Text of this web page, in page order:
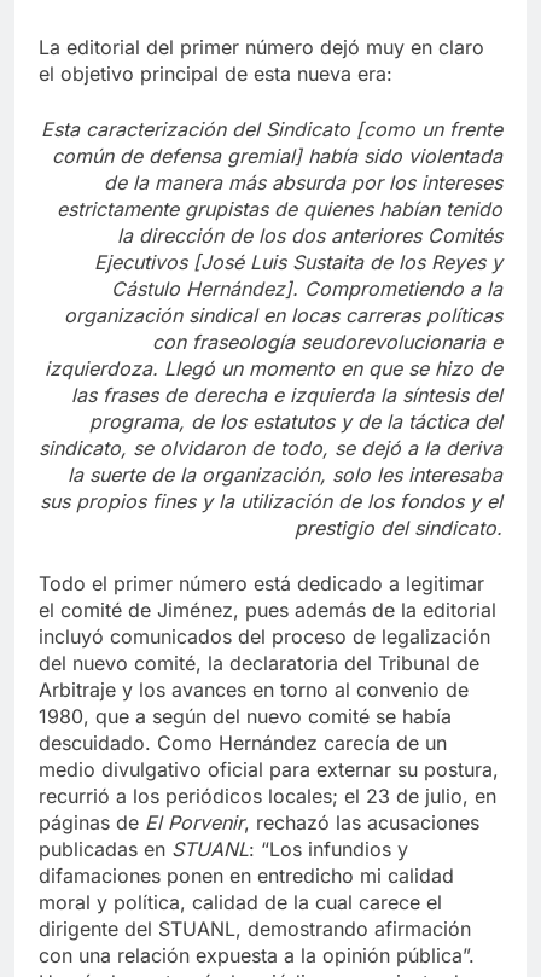
La editorial del primer número dejó muy en claro
Esta caracterización del Sindicato [como un frente
común de defensa gremial] había sido violentada
de la manera más absurda por los intereses
estrictamente grupistas de quienes habían tenido
la dirección de los dos anteriores Comités
Ejecutivos [José Luis Sustaita de los Reyes y
Cástulo Hernández]. Comprometiendo a la
organización sindical en locas carreras políticas
con fraseología seudorevolucionaria e
izquierdoza. Llegó un momento en que se hizo de
las frases de derecha e izquierda la síntesis del
programa, de los estatutos y de la táctica del
sindicato, se olvidaron de todo, se dejó a la deriva
la suerte de la organización, solo les interesaba
sus propios fines y la utilización de los fondos y el
Todo el primer número está dedicado a legitimar
el comité de Jiménez, pues además de la editorial
incluyó comunicados del proceso de legalización
del nuevo comité, la declaratoria del Tribunal de
Arbitraje y los avances en torno al convenio de
1980, que a según del nuevo comité se había
descuidado. Como Hernández carecía de un
medio divulgativo oficial para externar su postura,
recurrió a los periódicos locales; el 23 de julio, en
páginas de El Porvenir, rechazó las acusaciones
publicadas enSTUANL: “Los infundios y
difamaciones ponen en entredicho mi calidad
moral y política, calidad de la cual carece el
dirigente del STUANL, demostrando afirmación